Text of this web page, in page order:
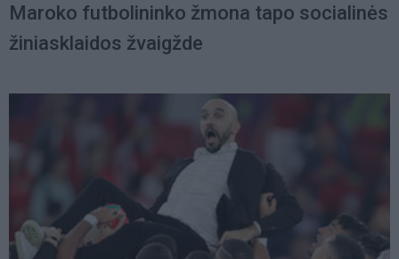
Maroko futbolininko žmona tapo socialinės
žiniasklaidos žvaigžde